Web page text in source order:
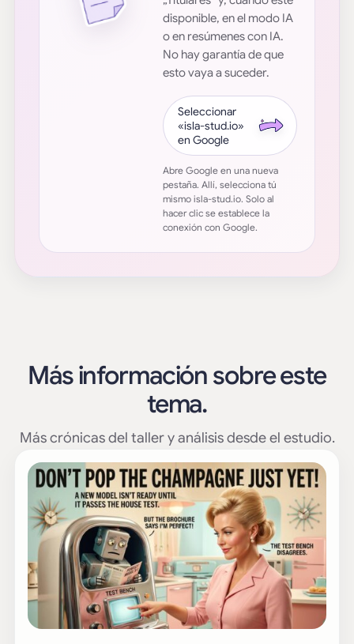
disponible, en el modo IA
o en resúmenes con IA.
No hay garantía de que
esto vaya a suceder.
Seleccionar
«isla-stud.io»
en Google
Abre Google en una nueva
pestaña. Allí, selecciona tú
mismo isla-stud.io. Solo al
hacer clic se establece la
conexión con Google.
Más información sobre este
tema.
Más crónicas del taller y análisis desde el estudio.